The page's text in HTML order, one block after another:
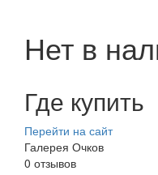
Нет в
Где купить
Перейти на сайт
Галерея Очков
0 отзывов